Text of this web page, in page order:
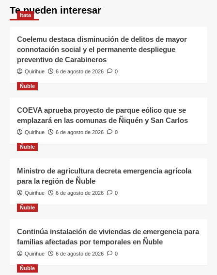
Te pueden interesar
Itata
Coelemu destaca disminución de delitos de mayor
connotación social y el permanente despliegue
preventivo de Carabineros
Quirihue 6 de agosto de 2026 0
Ñuble
COEVA aprueba proyecto de parque eólico que se
emplazará en las comunas de Ñiquén y San Carlos
Quirihue 6 de agosto de 2026 0
Ñuble
Ministro de agricultura decreta emergencia agrícola
para la región de Ñuble
Quirihue 6 de agosto de 2026 0
Ñuble
Continúa instalación de viviendas de emergencia para
familias afectadas por temporales en Ñuble
Quirihue 6 de agosto de 2026 0
Ñuble